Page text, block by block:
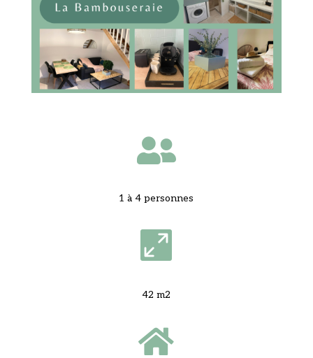

1 à 4 personnes

42 m2
